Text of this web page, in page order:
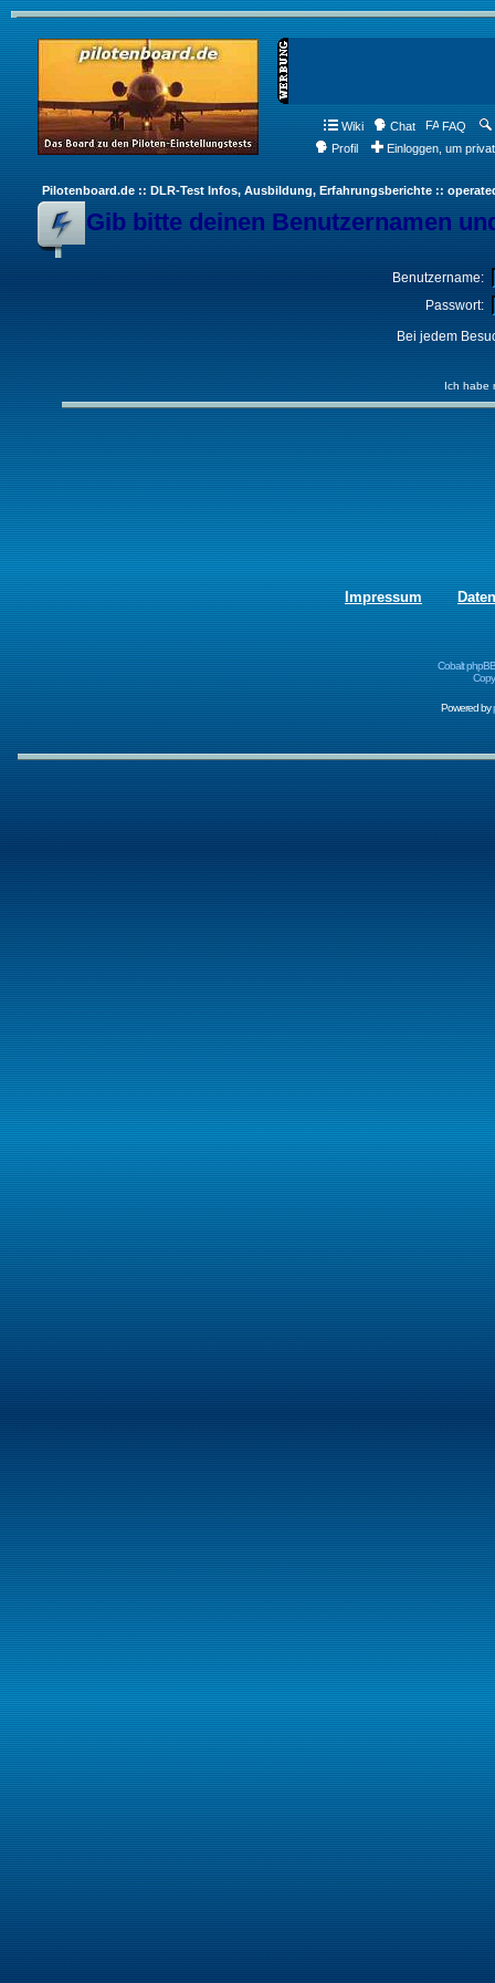
Wiki Chat FAQ
Profil
Einloggen, um
Pilotenboard.de :: DLR-Test Infos, Ausbildung, Erfahrungsberichte ::
Gib bitte deinen Benutzernamen
Benutzername:
Passwort:
Bei jedem
Ich habe
Impressum
Cobalt
Powered by